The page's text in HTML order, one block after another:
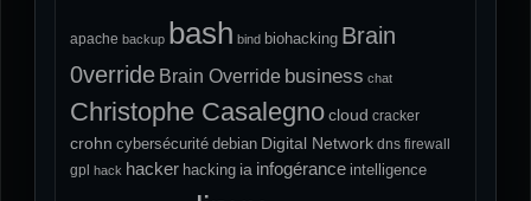
apache backup bash bind biohacking Brain
0verride Brain Override business chat
Christophe Casalegnocloud cracker
crohn cybersécurité debian Digital Network dns firewall
gpl
hack hacker hacking ia infogérance intelligence